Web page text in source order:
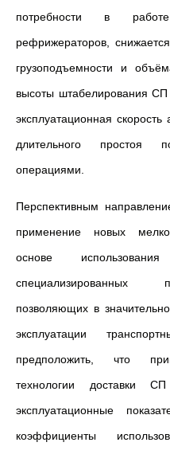
потребности в
рефрижераторов,
грузоподъемности и
высоты штабелирования
эксплуатационная
длительного простоя
операциями.
Перспективным
применение новых
основе
специализированных
позволяющих в
эксплуатации
предположить, что
технологии доставки
эксплуатационные
коэффициенты